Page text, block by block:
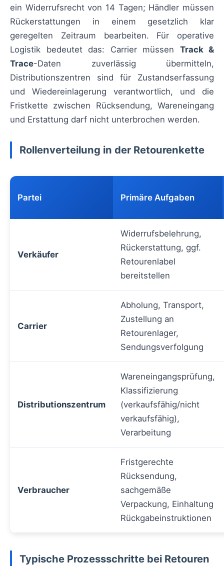
ein Widerrufsrecht von 14 Tagen; Händler müssen
Rückerstattungen in einem gesetzlich klar
geregelten Zeitraum bearbeiten. Für operative
Logistik bedeutet das: Carrier müssen Track &
Trace-Daten zuverlässig übermitteln,
Distributionszentren sind für Zustandserfassung
und Wiedereinlagerung verantwortlich, und die
Fristkette zwischen Rücksendung, Wareneingang
und Erstattung darf nicht unterbrochen werden.
Rollenverteilung in der Retourenkette
Partei Primäre Aufgaben
Verkäufer
Widerrufsbelehrung,
Rückerstattung, ggf.
Retourenlabel
bereitstellen
Carrier
Abholung, Transport,
Zustellung an
Retourenlager,
Sendungsverfolgung
Distributionszentrum
Wareneingangsprüfung,
Klassifizierung
(verkaufsfähig/nicht
verkaufsfähig),
Verarbeitung
Verbraucher
Fristgerechte
Rücksendung,
sachgemäße
Verpackung, Einhaltung
Rückgabeinstruktionen
Typische Prozessschritte bei Retouren